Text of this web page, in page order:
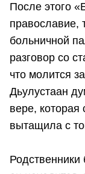
После этого
православие,
больничной
разговор со
что молится
Дьулустаан
вере,
вытащила с
Родственники